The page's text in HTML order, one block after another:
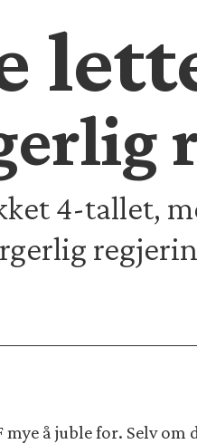
4-tallet,
å juble for. Selv om